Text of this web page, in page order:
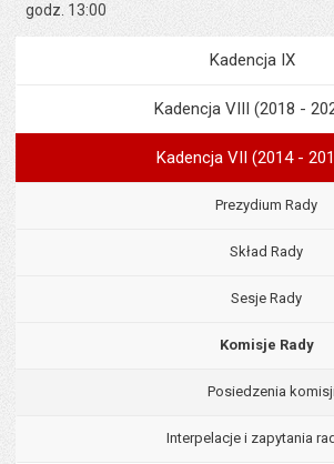
godz. 13:00
Menu
Kadencja IX
Kadencja VIII (2018 -
Kadencja VII (2014 -
Prezydium Rady
Skład Rady
Sesje Rady
Komisje Rady
Posiedzenia
Interpelacje i zapytania